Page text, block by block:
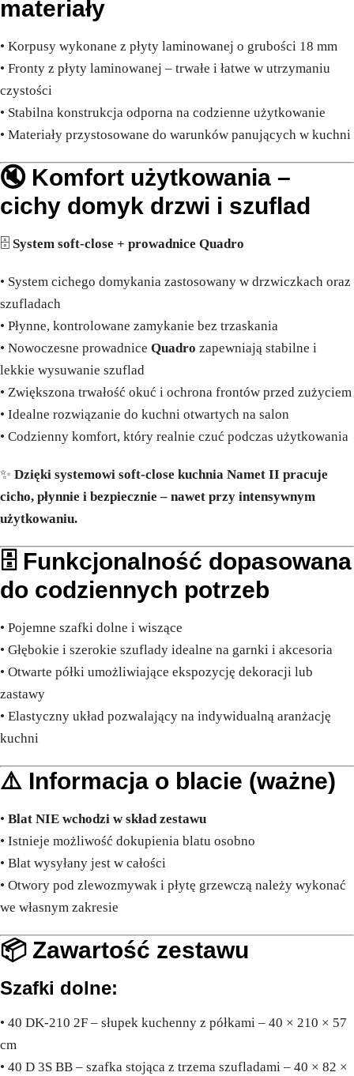
materiały
• Korpusy wykonane z płyty laminowanej o grubości 18 mm
• Fronty z płyty laminowanej – trwałe i łatwe w utrzymaniu
czystości
• Stabilna konstrukcja odporna na codzienne użytkowanie
• Materiały przystosowane do warunków panujących w kuchni
🔇 Komfort użytkowania –
cichy domyk drzwi i szuflad
🗄️ System soft-close + prowadnice Quadro
• System cichego domykania zastosowany w drzwiczkach oraz
szufladach
• Płynne, kontrolowane zamykanie bez trzaskania
• Nowoczesne prowadnice Quadro zapewniają stabilne i
lekkie wysuwanie szuflad
• Zwiększona trwałość okuć i ochrona frontów przed zużyciem
• Idealne rozwiązanie do kuchni otwartych na salon
• Codzienny komfort, który realnie czuć podczas użytkowania
✨ Dzięki systemowi soft-close kuchnia Namet II pracuje
cicho, płynnie i bezpiecznie – nawet przy intensywnym
użytkowaniu.
🗄️ Funkcjonalność dopasowana
do codziennych potrzeb
• Pojemne szafki dolne i wiszące
• Głębokie i szerokie szuflady idealne na garnki i akcesoria
• Otwarte półki umożliwiające ekspozycję dekoracji lub
zastawy
• Elastyczny układ pozwalający na indywidualną aranżację
kuchni
⚠️ Informacja o blacie (ważne)
• Blat NIE wchodzi w skład zestawu
• Istnieje możliwość dokupienia blatu osobno
• Blat wysyłany jest w całości
• Otwory pod zlewozmywak i płytę grzewczą należy wykonać
we własnym zakresie
📦 Zawartość zestawu
Szafki dolne:
• 40 DK-210 2F – słupek kuchenny z półkami – 40 × 210 × 57
cm
• 40 D 3S BB – szafka stojąca z trzema szufladami – 40 × 82 ×